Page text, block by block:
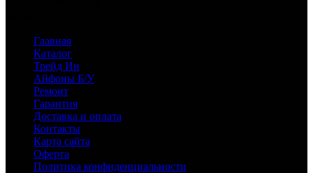
Главная
Каталог
Трейд Ин
Айфоны Б/У
Ремонт
Гарантия
Доставка и оплата
Контакты
Карта сайта
Оферта
Политика конфиденциальности